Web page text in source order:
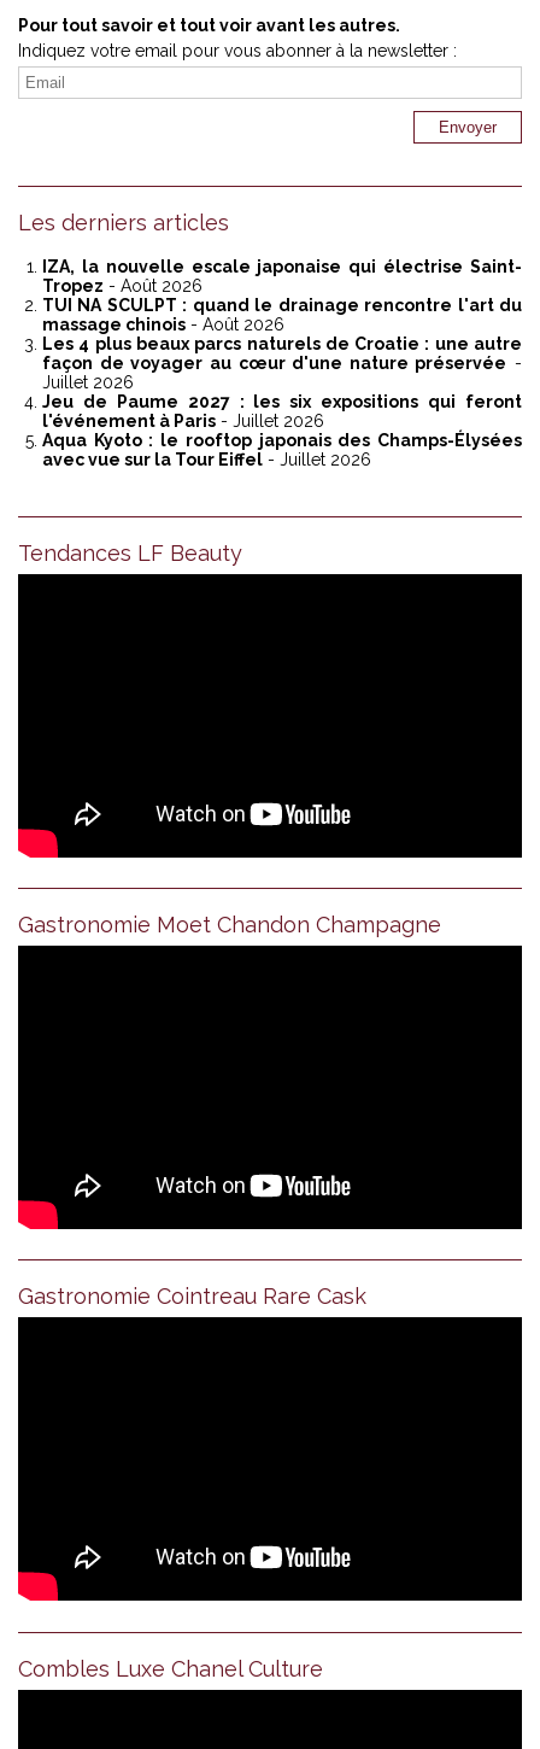
Pour tout savoir et tout voir avant les autres.
Indiquez votre email pour vous abonner à la newsletter :
Les derniers articles
IZA, la nouvelle escale japonaise qui électrise Saint-
Tropez - Août 2026
TUI NA SCULPT : quand le drainage rencontre l'art du
massage chinois - Août 2026
Les 4 plus beaux parcs naturels de Croatie : une autre
façon de voyager au cœur d'une nature préservée -
Juillet 2026
Jeu de Paume 2027 : les six expositions qui feront
l'événement à Paris - Juillet 2026
Aqua Kyoto : le rooftop japonais des Champs-Élysées
avec vue sur la Tour Eiffel - Juillet 2026
Tendances LF Beauty
Gastronomie Moet Chandon Champagne
Gastronomie Cointreau Rare Cask
Combles Luxe Chanel Culture